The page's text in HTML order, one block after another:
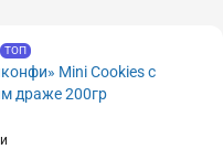
ТОП
Mini Cookies с
драже 200гр